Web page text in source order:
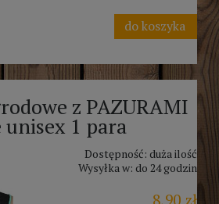
do koszyka
z PAZURAMI
1 para
Dostępność: duża ilość
Wysyłka w: do 24 godzin